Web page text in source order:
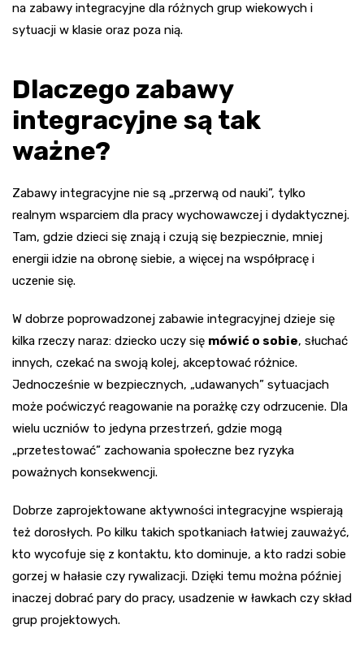
na zabawy integracyjne dla różnych grup wiekowych i
sytuacji w klasie oraz poza nią.
Dlaczego zabawy
integracyjne są tak
ważne?
Zabawy integracyjne nie są „przerwą od nauki”, tylko
realnym wsparciem dla pracy wychowawczej i dydaktycznej.
Tam, gdzie dzieci się znają i czują się bezpiecznie, mniej
energii idzie na obronę siebie, a więcej na współpracę i
uczenie się.
W dobrze poprowadzonej zabawie integracyjnej dzieje się
kilka rzeczy naraz: dziecko uczy się mówić o sobie, słuchać
innych, czekać na swoją kolej, akceptować różnice.
Jednocześnie w bezpiecznych, „udawanych” sytuacjach
może poćwiczyć reagowanie na porażkę czy odrzucenie. Dla
wielu uczniów to jedyna przestrzeń, gdzie mogą
„przetestować” zachowania społeczne bez ryzyka
poważnych konsekwencji.
Dobrze zaprojektowane aktywności integracyjne wspierają
też dorosłych. Po kilku takich spotkaniach łatwiej zauważyć,
kto wycofuje się z kontaktu, kto dominuje, a kto radzi sobie
gorzej w hałasie czy rywalizacji. Dzięki temu można później
inaczej dobrać pary do pracy, usadzenie w ławkach czy skład
grup projektowych.